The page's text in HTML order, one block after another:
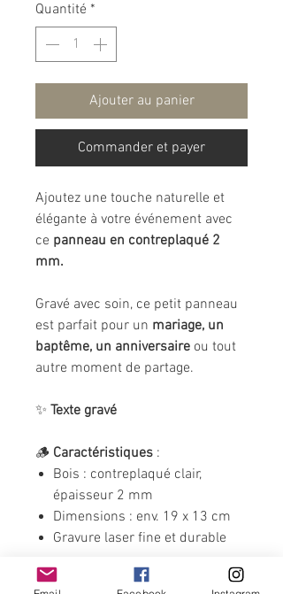
Quantité *
Ajouter au panier
Commander et payer
Ajoutez une touche naturelle et
élégante à votre événement avec
ce panneau en contreplaqué 2
mm.
Gravé avec soin, ce petit panneau
est parfait pour un mariage, un
baptême, un anniversaire ou tout
autre moment de partage.
✨ Texte gravé
🪵 Caractéristiques :
Bois : contreplaqué clair,
épaisseur 2 mm
Dimensions : env. 19 x 13 cm
Gravure laser fine et durable
🎉 Ce petit panneau peut être posé